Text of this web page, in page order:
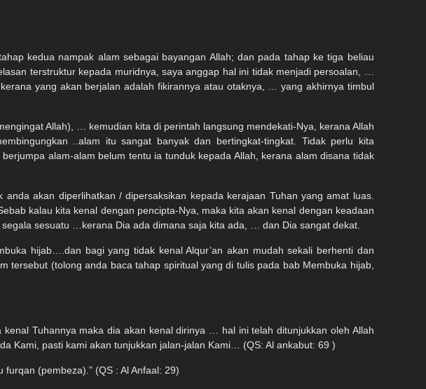
kedua nampak alam sebagai bayangan Allah; dan pada tahap ke tiga beliau
terstruktur kepada muridnya, saya anggap hal ini tidak menjadi persoalan, …
yang akan berjalan adalah fikirannya atau otaknya, … yang akhirnya timbul
Allah), … kemudian kita di perintah langsung mendekati-Nya, kerana Allah
..alam itu sangat banyak dan bertingkat-tingkat. Tidak perlu kita
alam-alam belum tentu ia tunduk kepada Allah, kerana alam disana tidak
akan diperlihatkan / dipersaksikan kepada kerajaan Tuhan yang amat luas.
kalau kita kenal dengan pencipta-Nya, maka kita akan kenal dengan keadaan
sesuatu …kerana Dia ada dimana saja kita ada, … dan Dia sangat dekat.
hijab….dan bagi yang tidak kenal Alqur’an akan mudah sekali berhenti dan
(tolong anda baca tahap spiritual yang di tulis pada bab Membuka hijab,
Tuhannya maka dia akan kenal dirinya … hal ini telah ditunjukkan oleh Allah
Kami, pasti kami akan tunjukkan jalan-jalan Kami… (QS: Al ankabut: 69 )
(pembeza).” (QS : Al Anfaal: 29)